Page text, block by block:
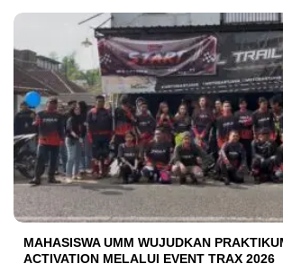
MAHASISWA UMM WUJUDKAN
ACTIVATION MELALUI EVENT TRAX 2026